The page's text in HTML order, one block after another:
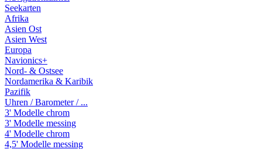
Seekarten
Afrika
Asien Ost
Asien West
Europa
Navionics+
Nord- & Ostsee
Nordamerika & Karibik
Pazifik
Uhren / Barometer / ...
3' Modelle chrom
3' Modelle messing
4' Modelle chrom
4,5' Modelle messing